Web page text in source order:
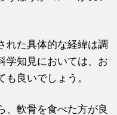
れた具体的な経緯は調
学知見においては、お
良いでしょう。
、軟骨を食べた方が良